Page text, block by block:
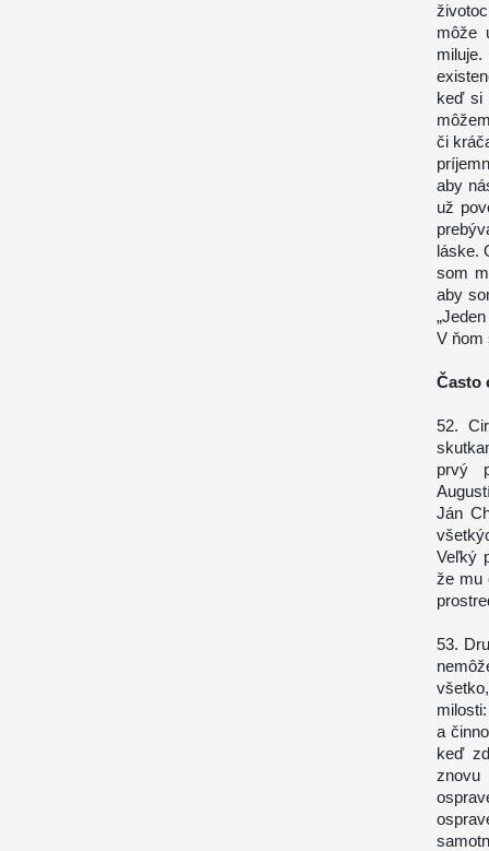
môže
keď si
či
aby
už
láske.
som
aby
V ňom
Často
52.
prvý
Ján
Veľký
že mu
53.
a
keď